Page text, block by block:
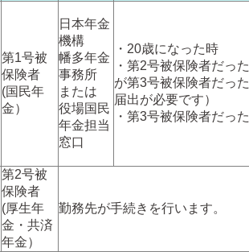
第1号被
保険者
(国民年
金）
日本年金
機構
幡多年金
事務所
または
役場国民
年金担当
窓口
・20歳になった時
・第2号被保険者だっ
が第3号被保険者だっ
届出が必要です）
・第3号被保険者だっ
第2号被
保険者
(厚生年
金・共済
年金）
勤務先が手続きを行います。